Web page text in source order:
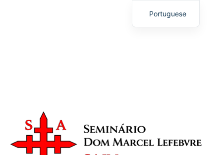
Seminário Dom Marcel
Portuguese